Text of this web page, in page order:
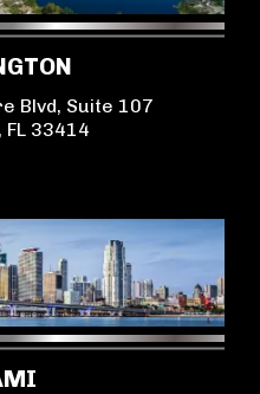
Blvd, Suite 107
33414